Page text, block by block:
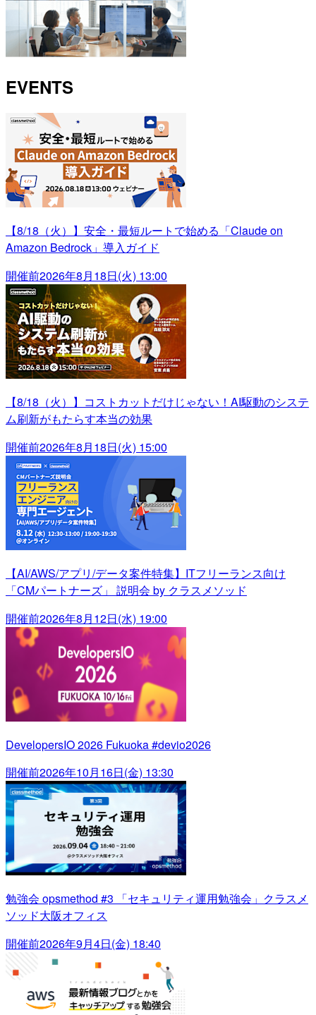
EVENTS
【8/18（火）】安全・最短ルートで始める「Claude on
Amazon Bedrock」導入ガイド
開催前2026年8月18日(火) 13:00
【8/18（火）】コストカットだけじゃない！AI駆動のシステ
ム刷新がもたらす本当の効果
開催前2026年8月18日(火) 15:00
【AI/AWS/アプリ/データ案件特集】ITフリーランス向け
「CMパートナーズ」 説明会 by クラスメソッド
開催前2026年8月12日(水) 19:00
DevelopersIO 2026 Fukuoka #devio2026
開催前2026年10月16日(金) 13:30
勉強会 opsmethod #3 「セキュリティ運用勉強会」クラスメ
ソッド大阪オフィス
開催前2026年9月4日(金) 18:40